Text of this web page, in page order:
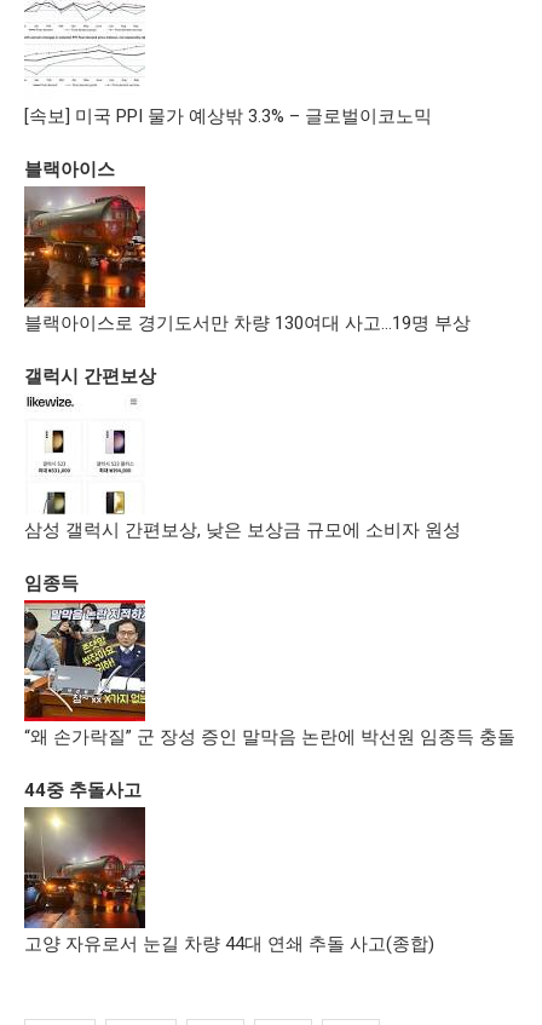
[속보] 미국 PPI 물가 예상밖 3.3% – 글로벌이코노믹
블랙아이스
블랙아이스로 경기도서만 차량 130여대 사고…19명 부상
갤럭시 간편보상
삼성 갤럭시 간편보상, 낮은 보상금 규모에 소비자 원성
임종득
“왜 손가락질” 군 장성 증인 말막음 논란에 박선원 임종득 충돌
44중 추돌사고
고양 자유로서 눈길 차량 44대 연쇄 추돌 사고(종합)